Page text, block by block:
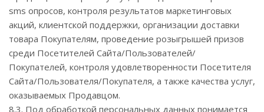
sms опросов, контроля результатов маркетинговых
акций, клиентской поддержки, организации доставки
товара Покупателям, проведение розыгрышей призов
среди Посетителей Сайта/Пользователей/
Покупателей, контроля удовлетворенности Посетителя
Сайта/Пользователя/Покупателя, а также качества услуг,
оказываемых Продавцом.
8.3. Под обработкой персональных данных понимается